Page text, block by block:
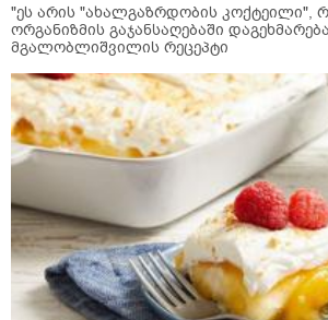
"ეს არის "ახალგაზრდობის კოქტეილი",
ორგანიზმის გაჯანსაღებაში
მგალობლიშვილის რეცეპტი